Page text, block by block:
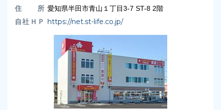
住 所 愛知県半田市青山１丁目3-7 ST-8 2階
自社ＨＰ https://net.st-life.co.jp/